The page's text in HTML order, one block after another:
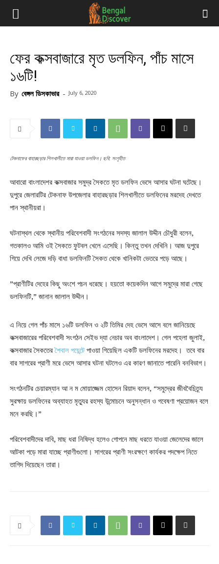
ফের কক্সবাজারে মৃত ডলফিন, পাঁচ মাসে
১৬টি!
By বেঙ্গল ডিসকাভার - July 6, 2020
টেকনাফের বাহারছড়ার শিলখালীতে মারা যাওয়া ডলফিন। ছবি: সংগৃহীত
আবারো বাংলাদেশর কক্সবাজার সমুদ্র সৈকতে মৃত ডলফিন ভেসে আসার ঘটনা ঘটেছে।
দুপুরে জেলারটির টেকনাফ উপজেলার বাহারছড়ার শিলখালীতে ডলফিনের মরদেহ দেখতে
পান স্থানীয়রা।
ঘটনাস্থল থেকে স্থানীয় পরিবেশবাদী সংগঠনের সদস্য জালাল উদ্দীন চৌধুরী বলেন,
গতকালও আমি ওই সৈকতে ফুটবল খেলে এসেছি। কিন্তু তখন দেখিনি। আজ দুপুরে
গিয়ে দেখি লেজে দড়ি বাধা ডলফিনটি সৈকত থেকে খানিকটা ভেতরে পড়ে আছে।
”প্রাণীটির দেহের কিছু অংশে পচন ধরেছে। হয়তো কয়েকদিন আগে সমুদ্রে মারা গেছে
ডলফিনটি,” জানান জালাল উদ্দীন।
এ নিয়ে গেল পাঁচ মাসে ১৬টি ডলফিন ও ২টি তিমির দেহ ভেসে আসে বলে জানিয়েছে
কক্সবাজারের পরিবেশবাদী সংগঠন সেইভ দ্যা নেচার অব বাংলাদেশ। গেল পহেলা জুলাই,
কক্সবাজার সৈকতেরশৈবাল পয়েন্টে পাওয়া গিয়েছিল একটি ডলফিনের মরদেহ। তবে বার
বার সাগরের প্রাণী মরে ভেসে আসার ঘটনা ঘটলেও এর কারণ জানাতে পারেনি বনবিভাগ।
সংগঠনটির চেয়ারম্যান আ ন ম মোয়াজ্জেম হোসেন রিয়াদ বলেন, “সমুদ্রের জীববৈচিত্র্য
সুরক্ষায় ডলফিনের অব্যাহত মৃত্যুর রহস্য উন্মোচনে অনুসন্ধান ও গবেষণা প্রয়োজন বলে
মনে করছি।”
পরিবেশবাদীদের দাবি, মাছ ধরা নিষিদ্ধ হলেও গোপনে মাছ ধরতে যাওয়া জেলেদের জালে
আটকা পড়ে মারা যাচ্ছে প্রাণীগুলো। সাগরের প্রাণী সংরক্ষণে কার্যকর পদক্ষেপ নিতে
তাগিদ দিয়েছেন তারা।